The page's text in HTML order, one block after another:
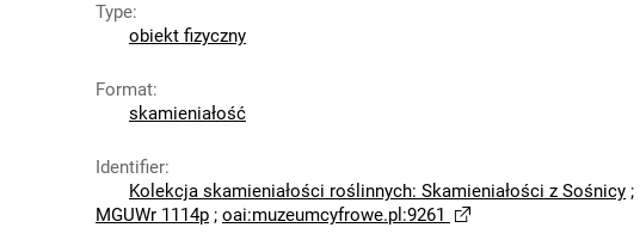
Type:
obiekt fizyczny
Format:
skamieniałość
Identifier:
Kolekcja skamieniałości roślinnych: Skamieniałości z Sośnicy ;
MGUWr 1114p ; oai:muzeumcyfrowe.pl:9261